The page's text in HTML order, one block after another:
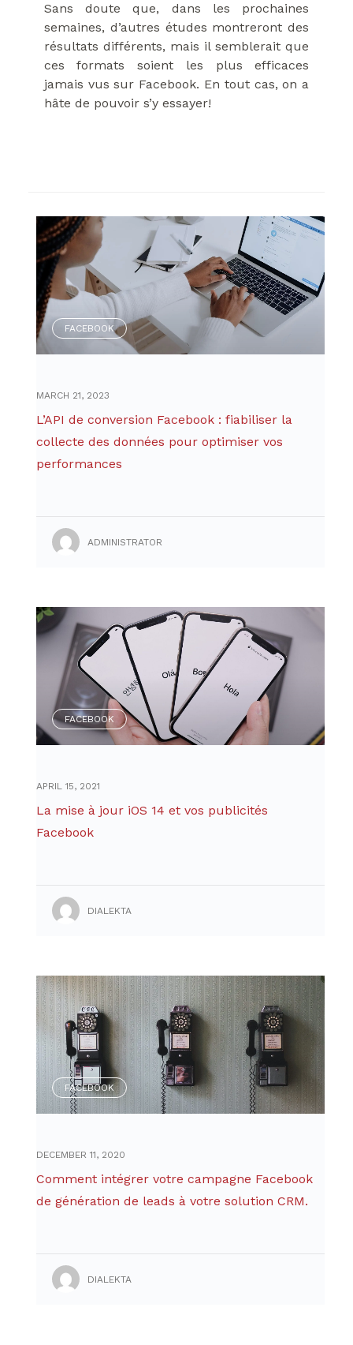
Sans doute que, dans les prochaines
semaines, d’autres études montreront des
résultats différents, mais il semblerait que
ces formats soient les plus efficaces
jamais vus sur Facebook. En tout cas, on a
hâte de pouvoir s’y essayer!
FACEBOOK
MARCH 21, 2023
L’API de conversion Facebook : fiabiliser la
collecte des données pour optimiser vos
performances
ADMINISTRATOR
FACEBOOK
APRIL 15, 2021
La mise à jour iOS 14 et vos publicités
Facebook
DIALEKTA
FACEBOOK
DECEMBER 11, 2020
Comment intégrer votre campagne Facebook
de génération de leads à votre solution CRM.
DIALEKTA